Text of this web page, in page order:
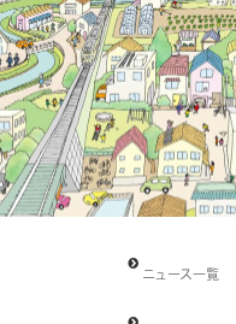
ニュース一覧